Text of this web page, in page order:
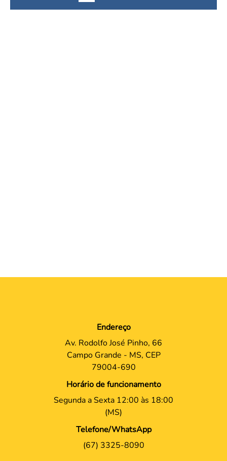
Endereço
Av. Rodolfo José Pinho, 66
Campo Grande - MS, CEP
79004-690
Horário de funcionamento
Segunda a Sexta 12:00 às 18:00
(MS)
Telefone/WhatsApp
(67) 3325-8090